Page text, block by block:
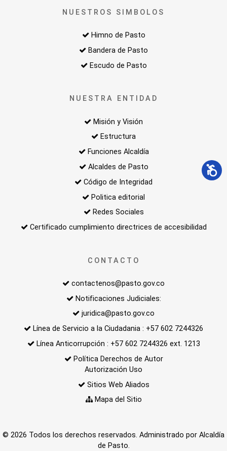
NUESTROS SIMBOLOS
Himno de Pasto
Bandera de Pasto
Escudo de Pasto
NUESTRA ENTIDAD
Misión y Visión
Estructura
Funciones Alcaldía
Alcaldes de Pasto
Código de Integridad
Politica editorial
Redes Sociales
Certificado cumplimiento directrices de accesibilidad
CONTACTO
contactenos@pasto.gov.co
Notificaciones Judiciales:
juridica@pasto.gov.co
Línea de Servicio a la Ciudadania : +57 602 7244326
Línea Anticorrupción : +57 602 7244326 ext. 1213
Política Derechos de Autor
Autorización Uso
Sitios Web Aliados
Mapa del Sitio
© 2026 Todos los derechos reservados. Administrado por Alcaldía
de Pasto.